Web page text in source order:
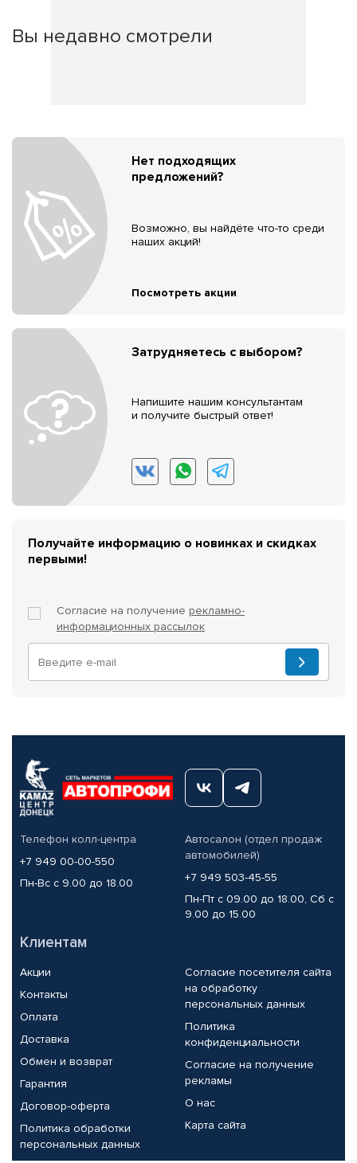
Вы недавно смотрели
Нет подходящих
предложений?
Возможно, вы найдёте что-то среди
наших акций!
Посмотреть акции
Затрудняетесь с выбором?
Напишите нашим консультантам
и получите быстрый ответ!
Получайте информацию о новинках и скидках
первыми!
Согласие на получение рекламно-
информационных рассылок
Телефон колл-центра
+7 949 00-00-550
Пн-Вс с 9.00 до 18.00
Автосалон (отдел продаж
автомобилей)
+7 949 503-45-55
Пн-Пт с 09.00 до 18.00, Сб с
9.00 до 15.00
Клиентам
Акции
Контакты
Оплата
Доставка
Обмен и возврат
Гарантия
Договор-оферта
Политика обработки
персональных данных
Согласие посетителя сайта
на обработку
персональных данных
Политика
конфиденциальности
Согласие на получение
рекламы
О нас
Карта сайта